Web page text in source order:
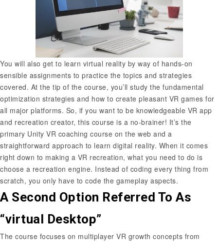
You will also get to learn virtual reality by way of hands-on
sensible assignments to practice the topics and strategies
covered. At the tip of the course, you’ll study the fundamental
optimization strategies and how to create pleasant VR games for
all major platforms. So, if you want to be knowledgeable VR app
and recreation creator, this course is a no-brainer! It’s the
primary Unity VR coaching course on the web and a
straightforward approach to learn digital reality. When it comes
right down to making a VR recreation, what you need to do is
choose a recreation engine. Instead of coding every thing from
scratch, you only have to code the gameplay aspects.
A Second Option Referred To As
“virtual Desktop”
The course focuses on multiplayer VR growth concepts from